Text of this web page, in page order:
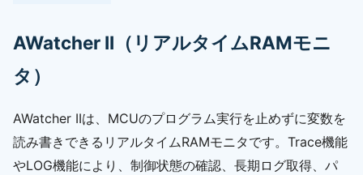
AWatcher II（リアルタイムRAMモニ
タ）
AWatcher IIは、MCUのプログラム実行を止めずに変数を
読み書きできるリアルタイムRAMモニタです。Trace機能
やLOG機能により、制御状態の確認、長期ログ取得、パ